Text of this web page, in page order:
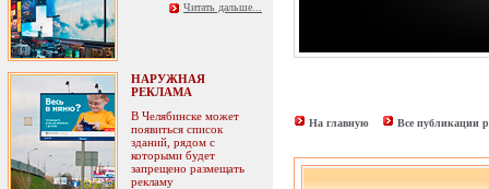
Читать дальше...
НАРУЖНАЯ
РЕКЛАМА
В Челябинске может
появиться список
зданий, рядом с
которыми будет
запрещено размещать
рекламу
На главную Все публикации